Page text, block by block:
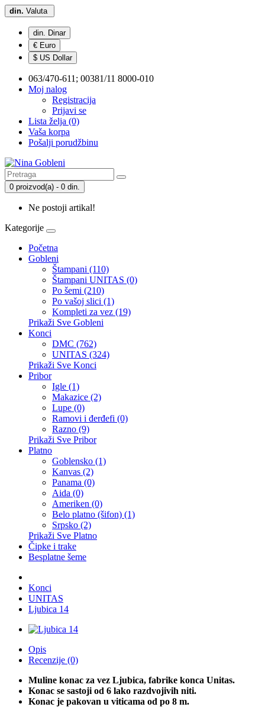
din. Valuta
din. Dinar
€ Euro
$ US Dollar
063/470-611; 00381/11 8000-010
Moj nalog
Registracija
Prijavi se
Lista želja (0)
Vaša korpa
Pošalji porudžbinu
0 proizvod(a) - 0 din.
Ne postoji artikal!
Kategorije
Početna
Gobleni
Štampani (110)
Štampani UNITAS (0)
Po šemi (210)
Po vašoj slici (1)
Kompleti za vez (19)
Prikaži Sve Gobleni
Konci
DMC (762)
UNITAS (324)
Prikaži Sve Konci
Pribor
Igle (1)
Makazice (2)
Lupe (0)
Ramovi i đerđefi (0)
Razno (9)
Prikaži Sve Pribor
Platno
Goblensko (1)
Kanvas (2)
Panama (0)
Aida (0)
Ameriken (0)
Belo platno (šifon) (1)
Srpsko (2)
Prikaži Sve Platno
Čipke i trake
Besplatne šeme
Konci
UNITAS
Ljubica 14
Opis
Recenzije (0)
Muline konac za vez Ljubica, fabrike konca Unitas.
Konac se sastoji od 6 lako razdvojivih niti.
Konac je pakovan u viticama od po 8 m.